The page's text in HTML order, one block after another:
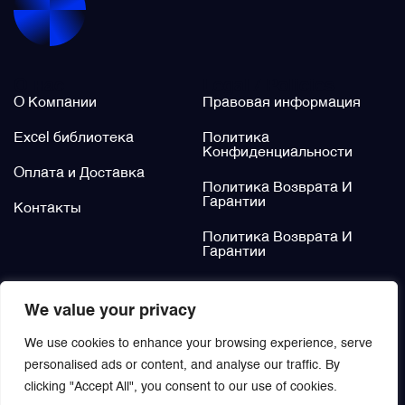
We value your privacy
We use cookies to enhance your browsing experience, serve
personalised ads or content, and analyse our traffic. By
clicking "Accept All", you consent to our use of cookies.
О Компании
Excel библиотека
Оплата и Доставка
Контакты
Правовая информация
Политика
Конфиденциальности
Политика Возврата И
Гарантии
Политика Возврата И
Гарантии
Щётки (угольные щётки)